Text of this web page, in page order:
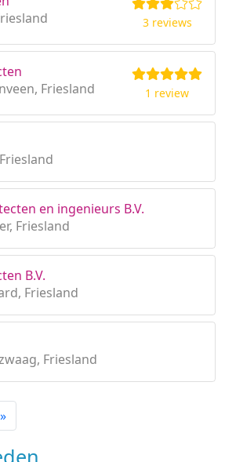
3 reviews
Friesland
1 review
en ingenieurs B.V.
Friesland
B.V.
Friesland
Friesland
»